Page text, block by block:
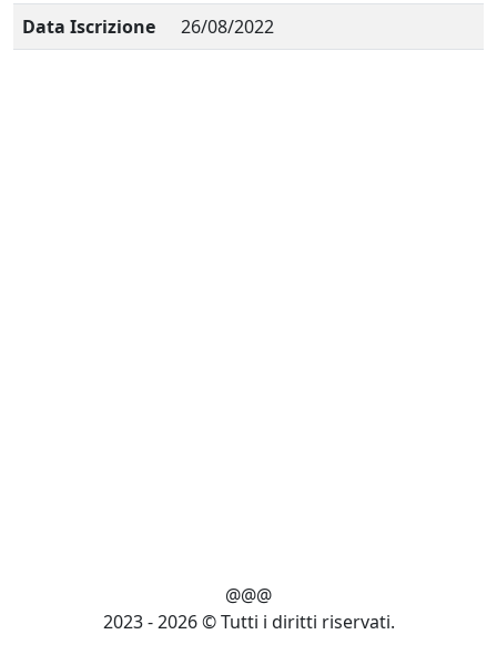
Data Iscrizione
26/08/2022
@@@
2023 - 2026 © Tutti i diritti riservati.